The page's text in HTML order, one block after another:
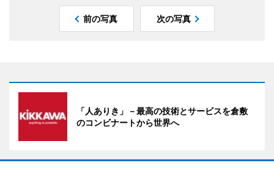
前の写真 次の写真
「人ありき」－最高の技術とサービスを倉敷
のコンビナートから世界へ